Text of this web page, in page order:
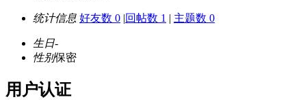
统计信息 好友数 0 |回帖数 1 | 主题数 0
生日-
性别保密
用户认证